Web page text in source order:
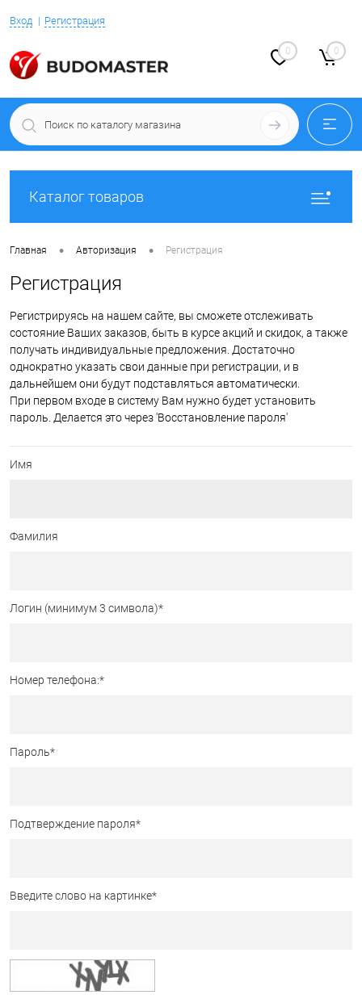
Вход Регистрация
0 0
Каталог товаров
Главная • Авторизация • Регистрация
Регистрация
Регистрируясь на нашем сайте, вы сможете отслеживать
состояние Ваших заказов, быть в курсе акций и скидок, а также
получать индивидуальные предложения. Достаточно
однократно указать свои данные при регистрации, и в
дальнейшем они будут подставляться автоматически.
При первом входе в систему Вам нужно будет установить
пароль. Делается это через 'Восстановление пароля'
Имя
Фамилия
Логин (минимум 3 символа)*
Номер телефона:*
Пароль*
Подтверждение пароля*
Введите слово на картинке*